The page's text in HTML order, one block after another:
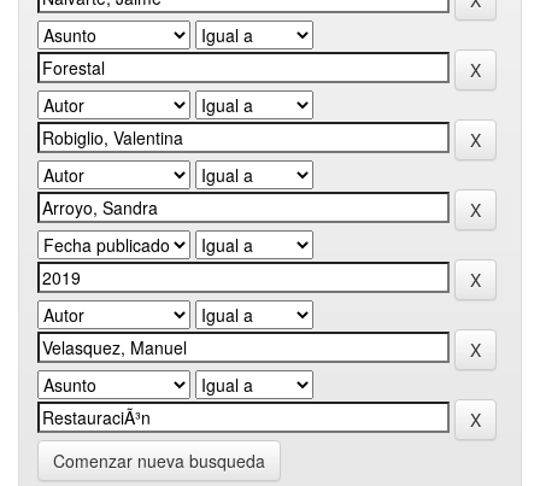
Comenzar nueva busqueda